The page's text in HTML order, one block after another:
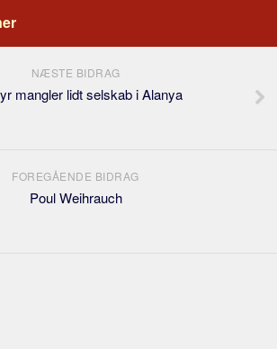
NÆSTE BIDRAG
mangler lidt selskab i Alanya
FOREGÅENDE BIDRAG
Poul Weihrauch